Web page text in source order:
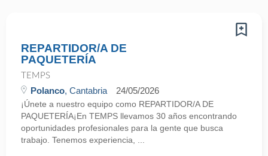
REPARTIDOR/A DE
PAQUETERÍA
TEMPS
Polanco, Cantabria 24/05/2026
¡Únete a nuestro equipo como REPARTIDOR/A DE
PAQUETERÍA¡En TEMPS llevamos 30 años encontrando
oportunidades profesionales para la gente que busca
trabajo. Tenemos experiencia, ...